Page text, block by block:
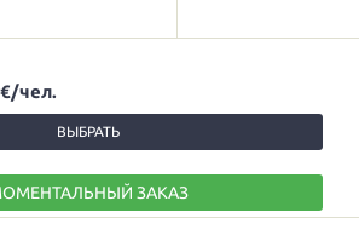
чел.
ВЫБРАТЬ
ЗАКАЗ